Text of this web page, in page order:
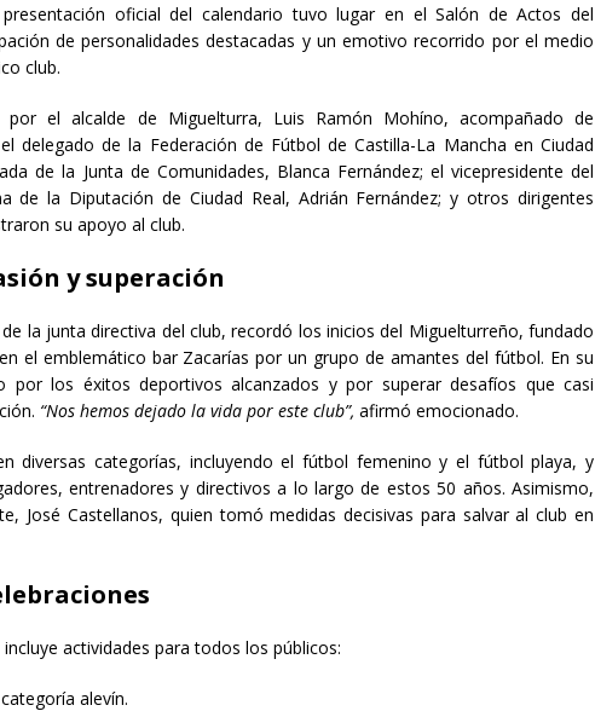
oficial del calendario tuvo lugar en el Salón de Actos del
de personalidades destacadas y un emotivo recorrido por el medio
club.
por el alcalde de Miguelturra, Luis Ramón Mohíno, acompañado de
delegado de la Federación de Fútbol de Castilla-La Mancha en Ciudad
de la Junta de Comunidades, Blanca Fernández; el vicepresidente del
de la Diputación de Ciudad Real, Adrián Fernández; y otros dirigentes
su apoyo al club.
y superación
la junta directiva del club, recordó los inicios del Miguelturreño, fundado
el emblemático bar Zacarías por un grupo de amantes del fútbol. En su
por los éxitos deportivos alcanzados y por superar desafíos que casi
“Nos hemos dejado la vida por este club”, afirmó emocionado.
diversas categorías, incluyendo el fútbol femenino y el fútbol playa, y
entrenadores y directivos a lo largo de estos 50 años. Asimismo,
José Castellanos, quien tomó medidas decisivas para salvar al club en
actividades para todos los públicos:
alevín.